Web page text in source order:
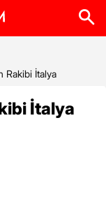
Rakibi İtalya
İtalya